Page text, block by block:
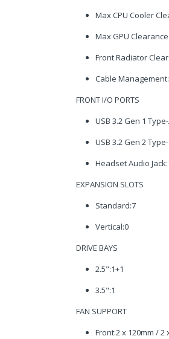
Max CPU Cooler
Max GPU
Front Radiator
Cable
FRONT I/O PORTS
USB 3.2 Gen 1 Type-
USB 3.2 Gen 2 Type-
Headset Audio
EXPANSION SLOTS
Standard:7
Vertical:0
DRIVE BAYS
2.5":1+1
3.5":1
FAN SUPPORT
Front:2 x 120mm / 2